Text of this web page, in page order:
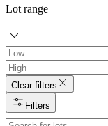
Lot range
Clear filters
Filters